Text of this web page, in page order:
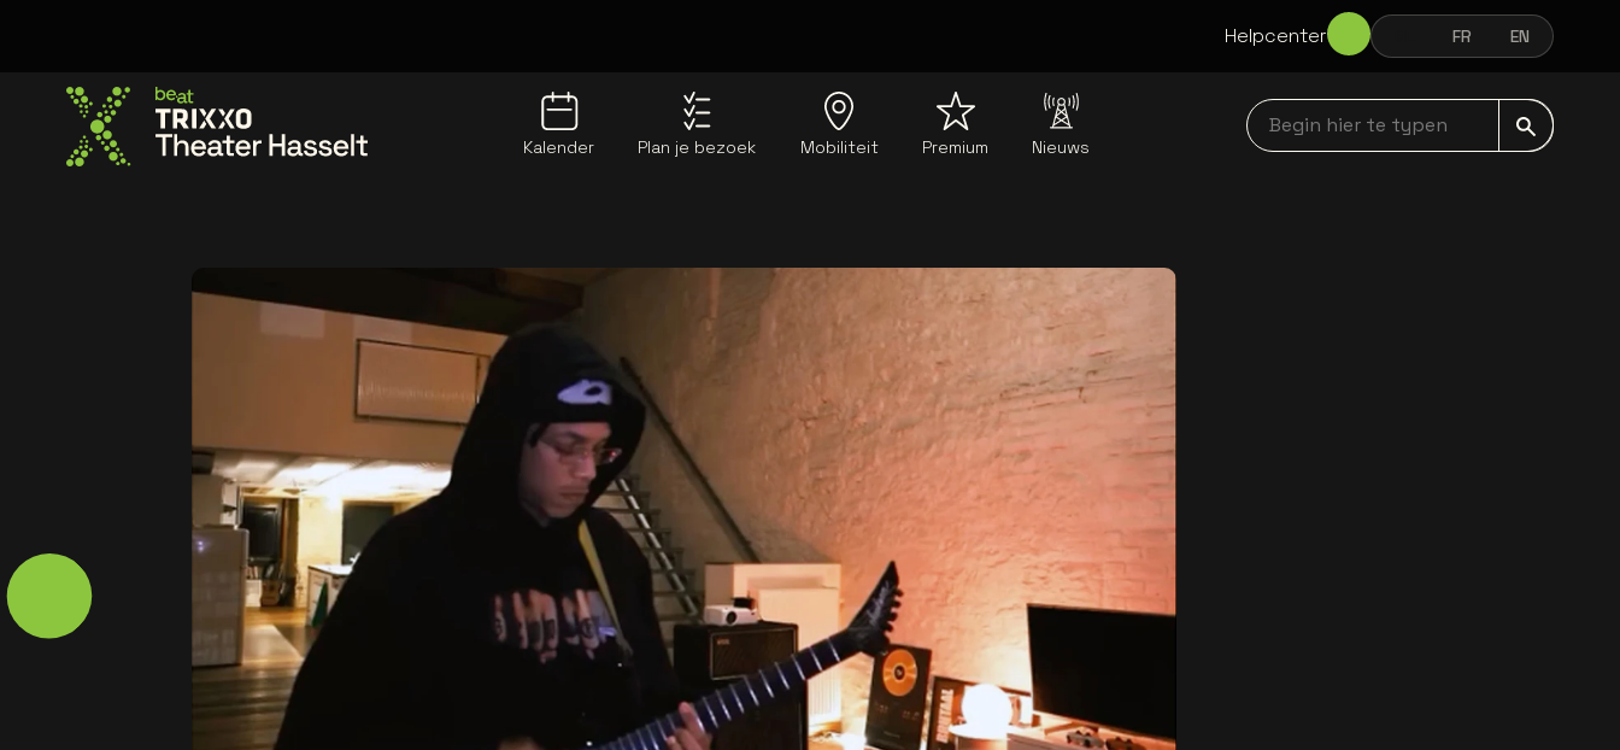
Helpcenter NEDERLANDSFRANÇAIS
FR ENGLISH
EN
Kalender Plan je bezoek Mobiliteit Premium Nieuws
Begin hier te typen navbar